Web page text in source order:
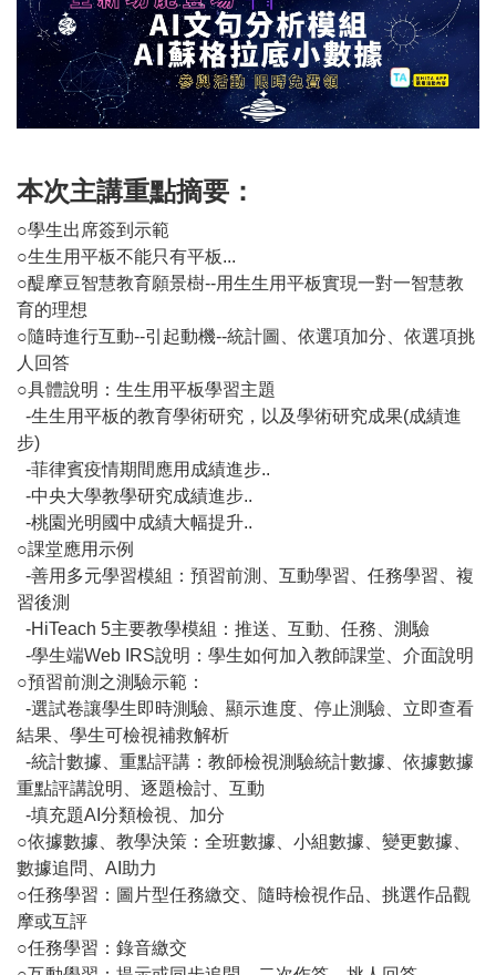
本次主講重點摘要：
○學生出席簽到示範
○生生用平板不能只有平板...
○醍摩豆智慧教育願景樹--用生生用平板實現一對一智慧教
育的理想
○隨時進行互動--引起動機--統計圖、依選項加分、依選項挑
人回答
○具體說明：生生用平板學習主題
-生生用平板的教育學術研究，以及學術研究成果(成績進
步)
-菲律賓疫情期間應用成績進步..
-中央大學教學研究成績進步..
-桃園光明國中成績大幅提升..
○課堂應用示例
-善用多元學習模組：預習前測、互動學習、任務學習、複
習後測
-HiTeach 5主要教學模組：推送、互動、任務、測驗
-學生端Web IRS說明：學生如何加入教師課堂、介面說明
○預習前測之測驗示範：
-選試卷讓學生即時測驗、顯示進度、停止測驗、立即查看
結果、學生可檢視補救解析
-統計數據、重點評講：教師檢視測驗統計數據、依據數據
重點評講說明、逐題檢討、互動
-填充題AI分類檢視、加分
○依據數據、教學決策：全班數據、小組數據、變更數據、
數據追問、AI助力
○任務學習：圖片型任務繳交、隨時檢視作品、挑選作品觀
摩或互評
○任務學習：錄音繳交